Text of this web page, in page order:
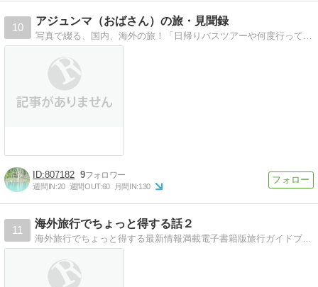
10
アジュンマ（おばさん）の旅・見聞録
写真で綴る、国内、海外の旅！「日帰りバスツアーや何度行っても飽きないソウルなど、写真で綴るオバサンの見聞録」
807182 9
週間IN:20 週間OUT:60 月間IN:130
11
海外旅行でちょっと得する話２
海外旅行でちょっと得する最新情報満載電子書籍版旅行ガイドブックを発行している著者のブログです